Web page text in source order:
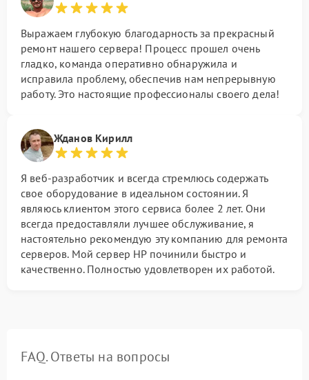
Выражаем глубокую благодарность за прекрасный
ремонт нашего сервера! Процесс прошел очень
гладко, команда оперативно обнаружила и
исправила проблему, обеспечив нам непрерывную
работу. Это настоящие профессионалы своего дела!
Жданов Кирилл
Я веб-разработчик и всегда стремлюсь содержать
свое оборудование в идеальном состоянии. Я
являюсь клиентом этого сервиса более 2 лет. Они
всегда предоставляли лучшее обслуживание, я
настоятельно рекомендую эту компанию для ремонта
серверов. Мой сервер HP починили быстро и
качественно. Полностью удовлетворен их работой.
FAQ. Ответы на вопросы